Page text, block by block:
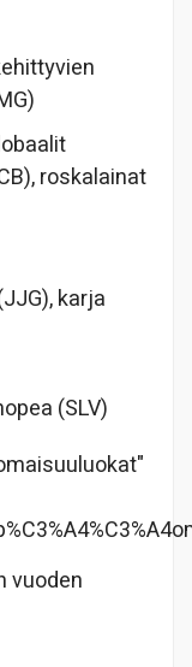
roskalainat
karja
(SLV)
vuoden